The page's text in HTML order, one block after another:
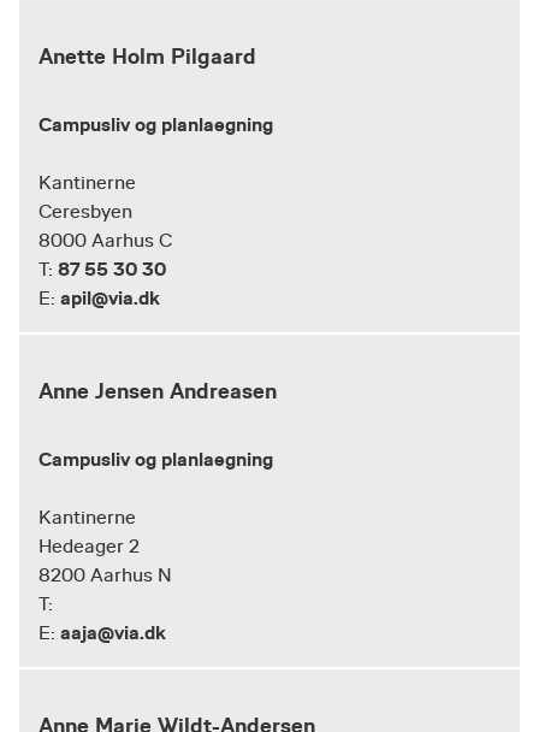
Anette Holm Pilgaard
Campusliv og planlaegning
Kantinerne
Ceresbyen
8000 Aarhus C
T: 87 55 30 30
E: apil@via.dk
Anne Jensen Andreasen
Campusliv og planlaegning
Kantinerne
Hedeager 2
8200 Aarhus N
T:
E: aaja@via.dk
Anne Marie Wildt-Andersen